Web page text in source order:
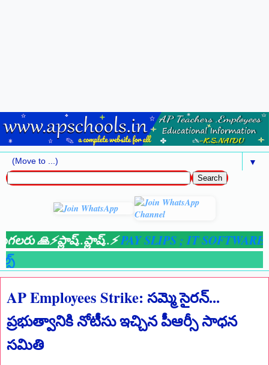
▼
🙏⚡ప్లాష్..ప్లాష్..⚡PAY SLIPS ;IT SOFTWARE
AP Employees Strike: సమ్మె సైరన్...
ప్రభుత్వానికి నోటీసు ఇచ్చిన పీఆర్సీ సాధన
సమితి